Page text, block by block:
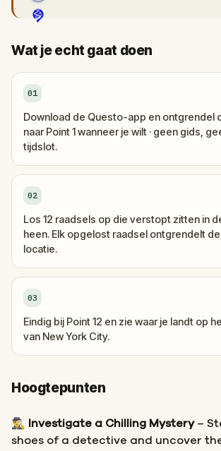
Wat je echt gaat doen
01
Download de Questo-app en ontgrendel
naar Point 1 wanneer je wilt · geen gids,
tijdslot.
02
Los 12 raadsels op die verstopt zitten in
heen. Elk opgelost raadsel ontgrendelt
locatie.
03
Eindig bij Point 12 en zie waar je landt op
van New York City.
Hoogtepunten
🕵️‍♂️ Investigate a Chilling Mystery–
shoes of a detective and uncover